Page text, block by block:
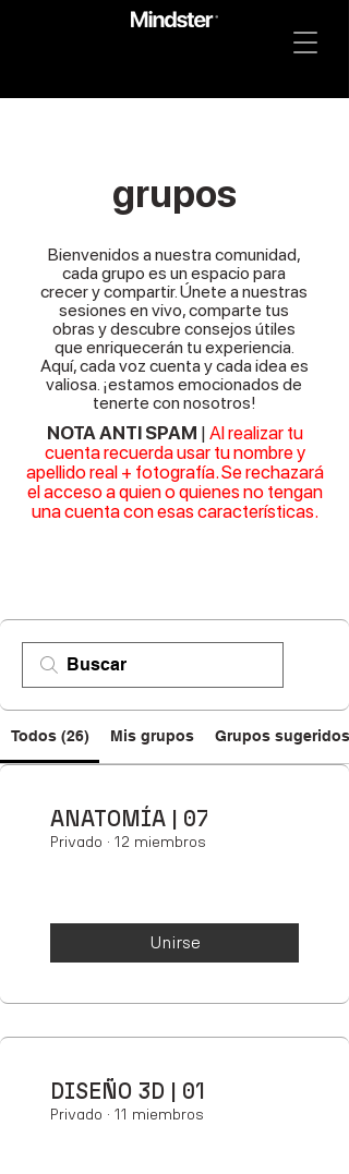
grupos
Bienvenidos a nuestra comunidad,
cada grupo es un espacio para
crecer y compartir. Únete a nuestras
sesiones en vivo, comparte tus
obras y descubre consejos útiles
que enriquecerán tu experiencia.
Aquí, cada voz cuenta y cada idea es
valiosa. ¡estamos emocionados de
tenerte con nosotros!
NOTA ANTI SPAM | Al realizar tu
cuenta recuerda usar tu nombre y
apellido real + fotografía. Se rechazará
el acceso a quien o quienes no tengan
una cuenta con esas características.
Todos (26) Mis grupos Grupos sugeridos
ANATOMÍA | 07
Privado · 12 miembros
Unirse
DISEÑO 3D | 01
Privado · 11 miembros